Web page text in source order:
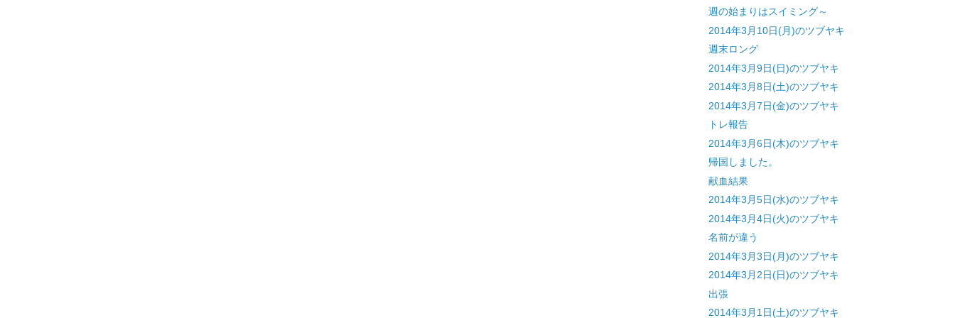
週の始まりはスイミング～
2014年3月10日(月)のツブヤキ
週末ロング
2014年3月9日(日)のツブヤキ
2014年3月8日(土)のツブヤキ
2014年3月7日(金)のツブヤキ
トレ報告
2014年3月6日(木)のツブヤキ
帰国しました。
献血結果
2014年3月5日(水)のツブヤキ
2014年3月4日(火)のツブヤキ
名前が違う
2014年3月3日(月)のツブヤキ
2014年3月2日(日)のツブヤキ
出張
2014年3月1日(土)のツブヤキ